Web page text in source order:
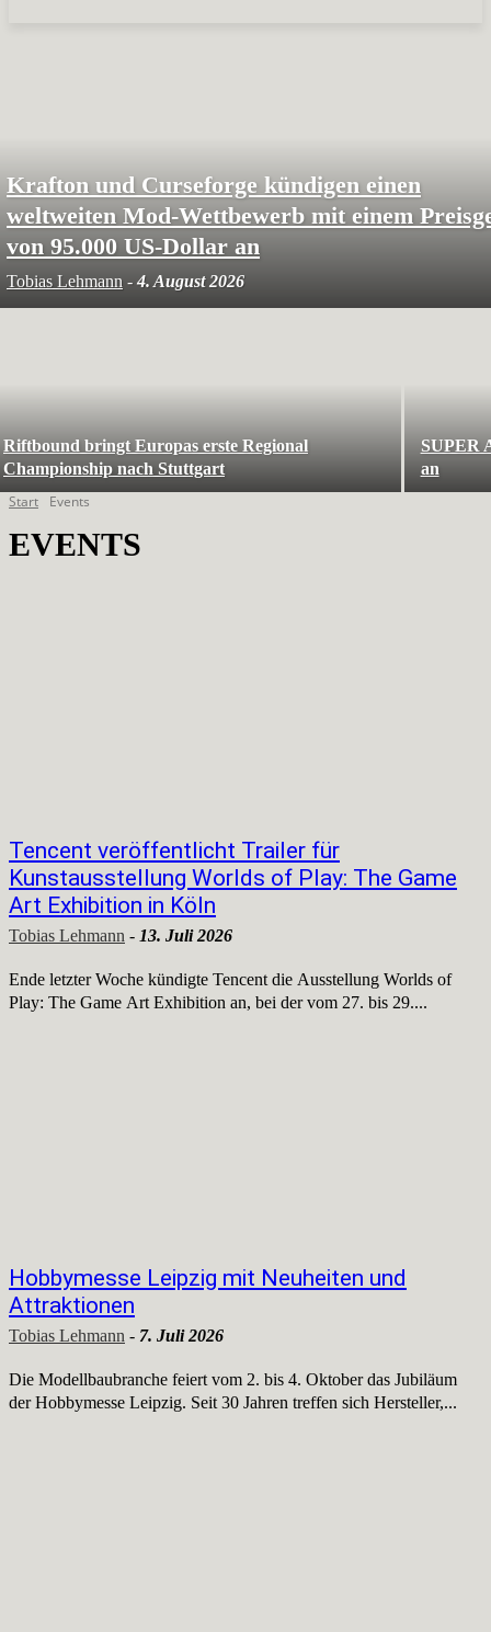
Krafton und Curseforge kündigen einen
weltweiten Mod-Wettbewerb mit einem
von 95.000 US-Dollar an
Tobias Lehmann - 4. August 2026
Riftbound bringt Europas erste Regional
Championship nach Stuttgart
SUPER
an
Start
Events
EVENTS
Tencent veröffentlicht Trailer für
Kunstausstellung Worlds of Play: The Game
Art Exhibition in Köln
Tobias Lehmann - 13. Juli 2026
Ende letzter Woche kündigte Tencent die Ausstellung Worlds of
Play: The Game Art Exhibition an, bei der vom 27. bis 29....
Hobbymesse Leipzig mit Neuheiten und
Attraktionen
Tobias Lehmann - 7. Juli 2026
Die Modellbaubranche feiert vom 2. bis 4. Oktober das Jubiläum
der Hobbymesse Leipzig. Seit 30 Jahren treffen sich Hersteller,...